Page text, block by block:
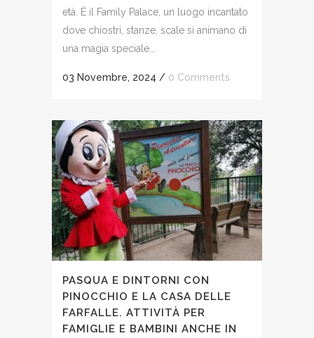
età. È il Family Palace, un luogo incantato
dove chiostri, stanze, scale si animano di
una magia speciale...
03 Novembre, 2024 / 0 Comments
PASQUA E DINTORNI CON
PINOCCHIO E LA CASA DELLE
FARFALLE. ATTIVITÀ PER
FAMIGLIE E BAMBINI ANCHE IN